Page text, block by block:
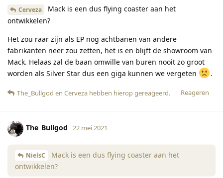
Cerveza
Mack is een dus flying coaster aan het
ontwikkelen?
Het zou raar zijn als EP nog achtbanen van andere
fabrikanten neer zou zetten, het is en blijft de showroom van
Mack. Helaas zal de baan omwille van buren nooit zo groot
worden als Silver Star dus een giga kunnen we vergeten
.
Reageren
The_Bullgod en Cerveza hebben hierop gereageerd.
The_Bullgod 22 mei 2021
NielsC
Mack is een dus flying coaster aan het
ontwikkelen?